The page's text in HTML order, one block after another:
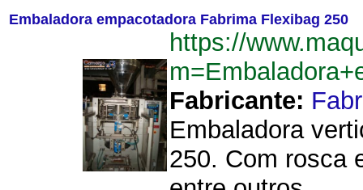
Embaladora empacotadora Fabrima Flexibag 250
https://
Fabricante:
Embaladora
250. Com rosca